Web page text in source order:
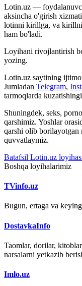
Lotin.uz —
aksincha o'girish
lotinni kirillga, va kirillni
ham bo'ladi.
Loyihani rivojlantirish
yozing.
Lotin.uz saytining
Jumladan Telegram,
tarmoqlarda
Shuningdek, seks,
qarshimiz. Yoshlar
qarshi olib
quvvatlaymiz.
Batafsil Lotin.uz
Boshqa loyihalarimiz
TVinfo.uz
Bugun, ertaga va
DostavkaInfo
Taomlar, dorilar,
narsalarni yetkazib
Imlo.uz